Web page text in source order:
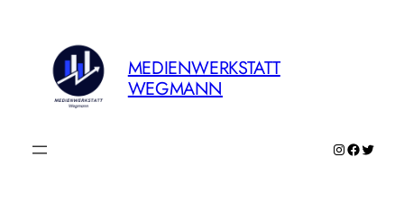
MEDIENWERKSTATT
WEGMANN
Instagram